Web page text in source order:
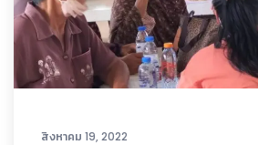
สิงหาคม 19, 2022